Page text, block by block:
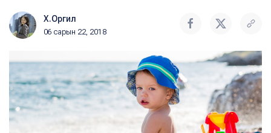
Х.Оргил
06 сарын 22, 2018